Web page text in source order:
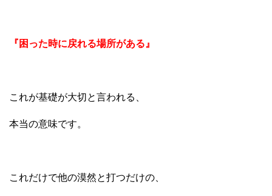
『困った時に戻れる場所がある』
これが基礎が大切と言われる、
本当の意味です。
これだけで他の漠然と打つだけの、